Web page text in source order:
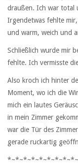
draußen. Ich war total
Irgendetwas fehlte
und warm, weich und
Schließlich wurde mir
fehlte. Ich vermisste
Also kroch ich hinter
Moment, wo ich die
mich ein lautes
in mein Zimmer
war die Tür des
gerade ruckartig